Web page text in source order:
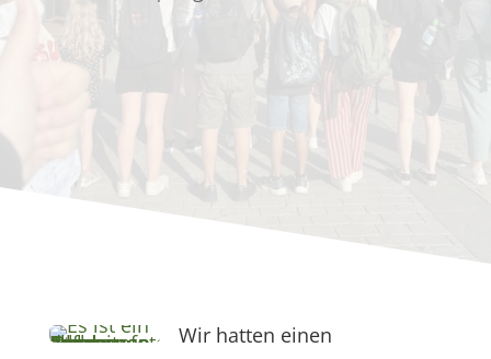
Wir hatten einen